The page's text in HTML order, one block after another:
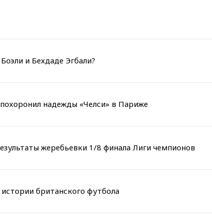
и Бехдаде Эгбали?
надежды «Челси» в Париже
жеребьевки 1/8 финала Лиги чемпионов
британского футбола